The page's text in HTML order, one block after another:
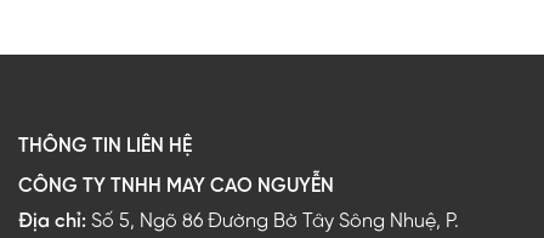
THÔNG TIN LIÊN HỆ
CÔNG TY TNHH MAY CAO NGUYỄN
Địa chỉ: Số 5, Ngõ 86 Đường Bờ Tây Sông Nhuệ, P.